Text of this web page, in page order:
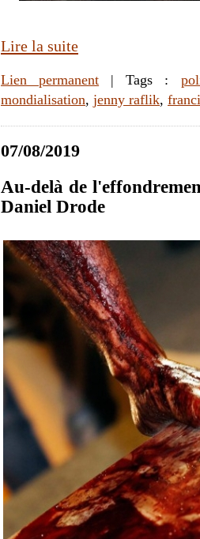
Lire la suite
Lien permanent | Tags :
mondialisation, jenny raflik,
07/08/2019
Au-delà de
Daniel Drode